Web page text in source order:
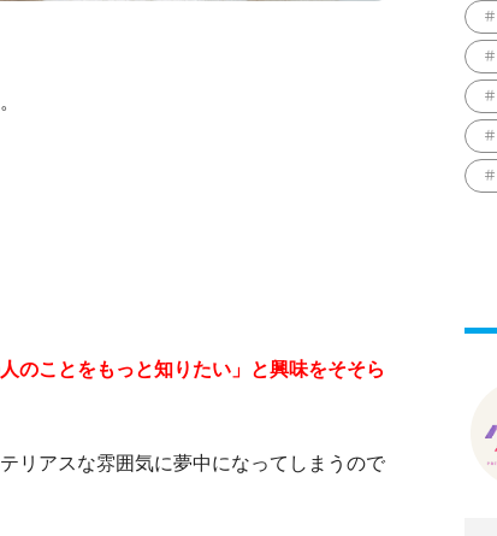
人のことをもっと知りたい」と興味をそそら
リアスな雰囲気に夢中になってしまうので